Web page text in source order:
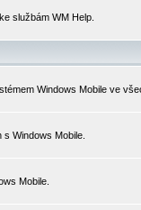
službám WM Help.
Windows Mobile ve
Windows Mobile.
Mobile.